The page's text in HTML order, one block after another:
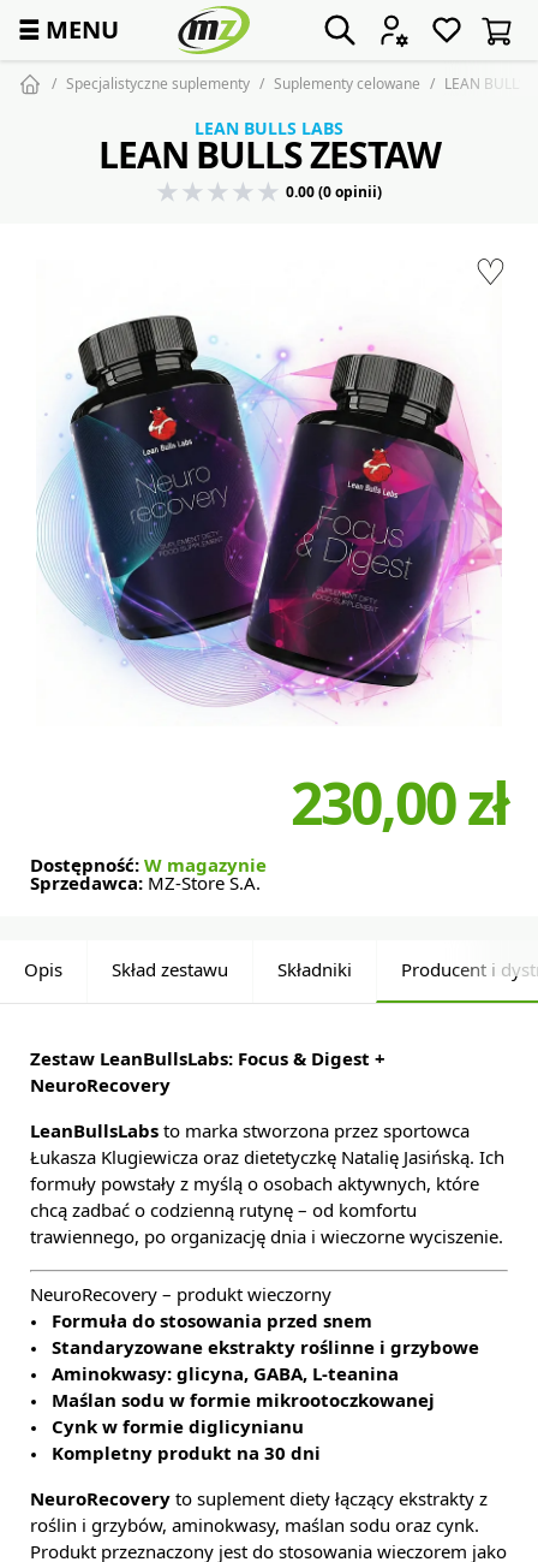
☰ MENU
Specjalistyczne suplementy Suplementy celowane LEAN BULLS
♡
LEAN BULLS LABS
LEAN BULLS ZESTAW
0.00 (0 opinii)
230,00 zł
Dostępność: W magazynie
Sprzedawca: MZ-Store S.A.
Opis Skład zestawu Składniki Producent i
Zestaw LeanBullsLabs: Focus & Digest +
NeuroRecovery
LeanBullsLabs to marka stworzona przez sportowca
Łukasza Klugiewicza oraz dietetyczkę Natalię Jasińską. Ich
formuły powstały z myślą o osobach aktywnych, które
chcą zadbać o codzienną rutynę – od komfortu
trawiennego, po organizację dnia i wieczorne wyciszenie.
NeuroRecovery – produkt wieczorny
Formuła do stosowania przed snem
Standaryzowane ekstrakty roślinne i grzybowe
Aminokwasy: glicyna, GABA, L-teanina
Maślan sodu w formie mikrootoczkowanej
Cynk w formie diglicynianu
Kompletny produkt na 30 dni
NeuroRecovery to suplement diety łączący ekstrakty z
roślin i grzybów, aminokwasy, maślan sodu oraz cynk.
Produkt przeznaczony jest do stosowania wieczorem jako